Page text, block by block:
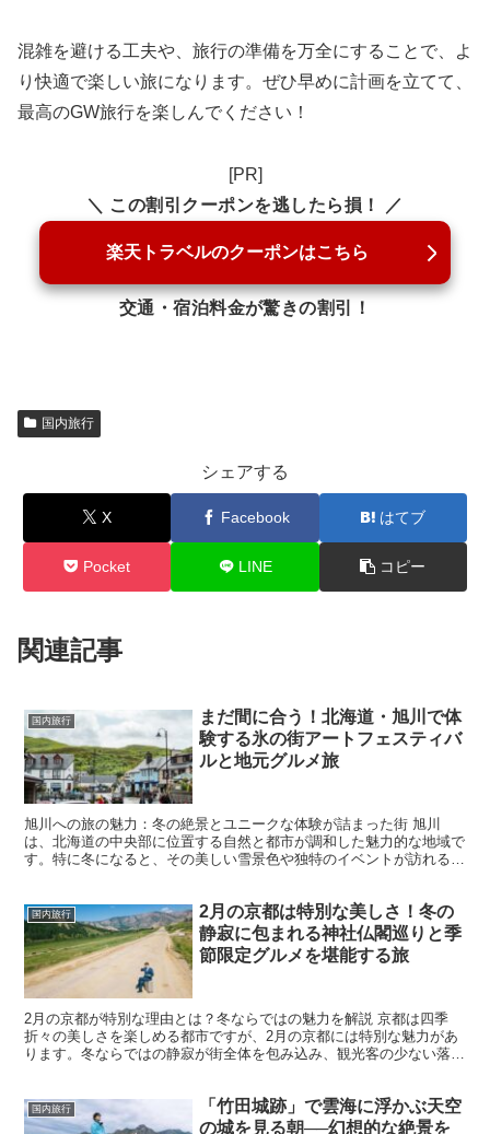
混雑を避ける工夫や、旅行の準備を万全にすることで、よ
り快適で楽しい旅になります。ぜひ早めに計画を立てて、
最高のGW旅行を楽しんでください！
[PR]
＼ この割引クーポンを逃したら損！ ／
楽天トラベルのクーポンはこちら
交通・宿泊料金が驚きの割引！
国内旅行
シェアする
X Facebook はてブ
Pocket LINE コピー
関連記事
国内旅行
まだ間に合う！北海道・旭川で体
験する氷の街アートフェスティバ
ルと地元グルメ旅
旭川への旅の魅力：冬の絶景とユニークな体験が詰まった街 旭川
は、北海道の中央部に位置する自然と都市が調和した魅力的な地域で
す。特に冬になると、その美しい雪景色や独特のイベントが訪れる
国内旅行
2月の京都は特別な美しさ！冬の
静寂に包まれる神社仏閣巡りと季
節限定グルメを堪能する旅
2月の京都が特別な理由とは？冬ならではの魅力を解説 京都は四季
折々の美しさを楽しめる都市ですが、2月の京都には特別な魅力があ
ります。冬ならではの静寂が街全体を包み込み、観光客の少ない落ち
国内旅行
「竹田城跡」で雲海に浮かぶ天空
の城を見る朝──幻想的な絶景を